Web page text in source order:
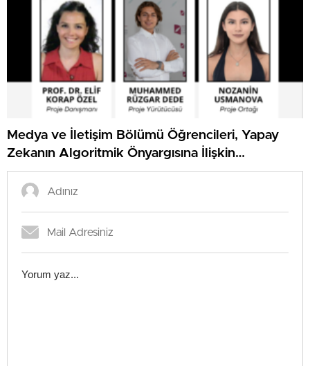
Medya ve İletişim Bölümü Öğrencileri, Yapay
Zekanın Algoritmik Önyargısına İlişkin
Farkındalık Düzeylerini Araştıracak